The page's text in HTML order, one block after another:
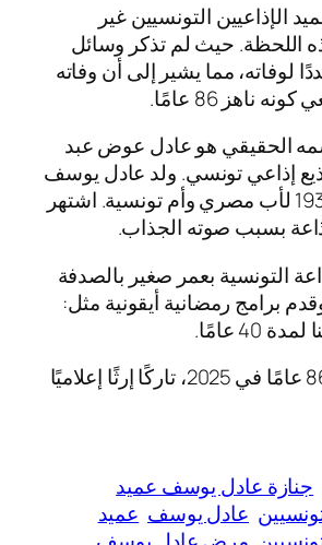
الإذاعيين التونسيين غير
اللحظة. حيث لم تذكر وسائل
لوفاته، مما يشير إلى أن وفاته
ناهز 86 عامًا.
الحقيقي هو عادل عوض عبد
إذاعي تونسي. ولد عادل يوسف
في مصر عام 1939 لأب مصري وأم تونسية. اشتهر
بسبب صوته الجذاب.
التونسية بعمر صغير بالصدفة
1952، وقدم برامج رمضانية أيقونية مثل:
40 عامًا.
توفي عن عمر 86 عامًا في 2025، تاركًا إرثًا إعلاميًا
جنازة عادل يوسف عميد
عادل يوسف عميد